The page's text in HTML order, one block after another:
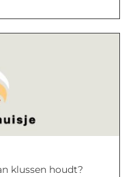
klussen houdt?